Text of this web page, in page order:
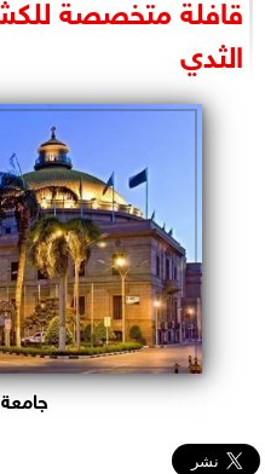
الوزارات
الأحزاب
الثدي